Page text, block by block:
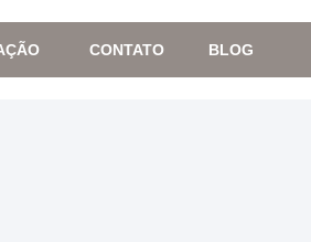
CONTATO BLOG